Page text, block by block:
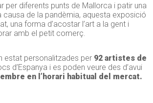
per diferents punts de Mallorca i patir una
causa de la pandèmia, aquesta exposició
una forma d’acostar l’art a la gent i
amb el petit comerç.
estat personalitzades per 92 artistes de
d’Espanya i es poden veure des d’avui
en l’horari habitual del mercat.